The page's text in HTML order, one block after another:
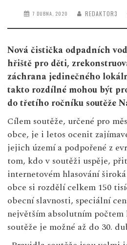
7 DUBNA, 2020 REDAKTOR3
Nová čistička odpadních
hřiště pro děti,
záchrana jedinečného
takto rozdílné mohou být
do třetího ročníku soutěže
Cílem soutěže, určené pro
obce, je i letos ocenit
jejich území a podpořené z
tom, kdo v soutěži uspěje,
internetovém hlasování
obce si rozdělí celkem 150
obecní slavnosti, speciální
největším absolutním
soutěže je možné až do 30.